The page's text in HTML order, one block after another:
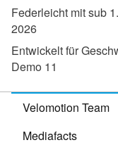
Federleicht mit sub
2026
Entwickelt für
Demo 11
Velomotion Team
Mediafacts